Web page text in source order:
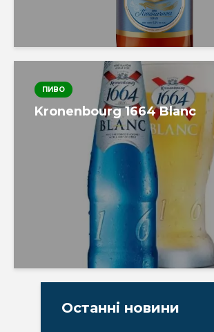
ПИВО
Kronenbourg 1664 Blanc
Останні новини